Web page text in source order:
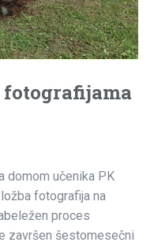
domom učenika PK
fotografija na
proces
završen šestomesečni